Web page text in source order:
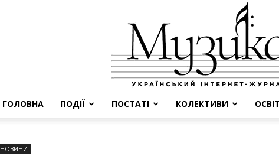
ГОЛОВНА ПОДІЇ ПОСТАТІ КОЛЕКТИВИ
НОВИНИ